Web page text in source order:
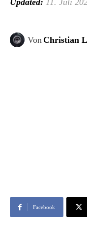
Updated: 11. Juli
VonChristian
Facebook